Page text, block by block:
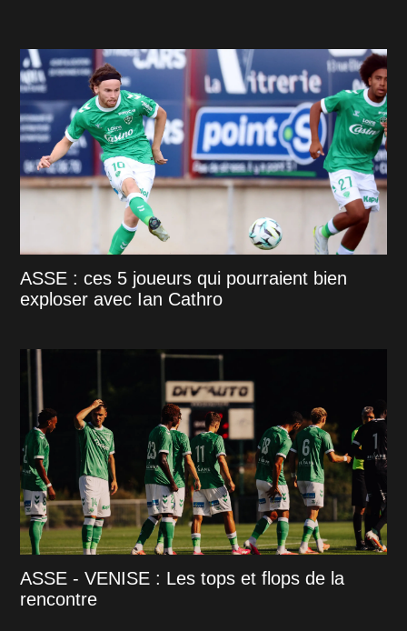
ASSE : ces 5 joueurs qui pourraient bien
exploser avec Ian Cathro
ASSE - VENISE : Les tops et flops de la
rencontre